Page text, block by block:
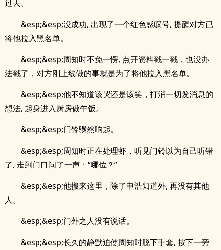
过去。
&esp;&esp;没成功, 出现了一个红色感叹号, 提醒对方已
将他拉入黑名单。
&esp;&esp;周知时不免一愣, 点开资料戳一戳，也没办
法戳了，对方刚上线做的事就是为了将他拉入黑名单。
&esp;&esp;他不知道该哭还是该笑，打消一切发消息的
想法, 起身进入厨房做午饭。
&esp;&esp;门铃骤然响起。
&esp;&esp;周知时正在处理虾，听见门铃以为自己听错
了, 走到门口问了一声：“哪位？”
&esp;&esp;他搬来这里，除了申浩知道外, 再没有其他
人。
&esp;&esp;门外之人没有说话。
&esp;&esp;长久的静默迫使周知时脱下手套, 按下一旁